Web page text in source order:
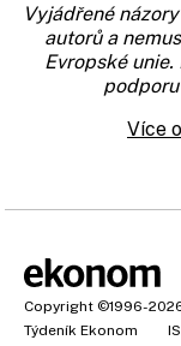
Vyjádřené
autorů a
Evropské
Více
Copyright ©1996-
Týdeník Ekonom